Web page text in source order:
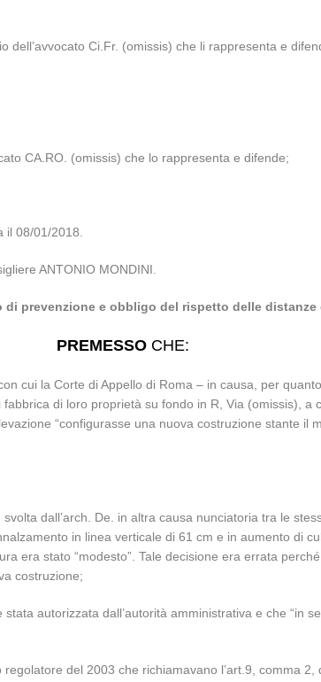
Ci.Fr. (omissis) che li rappresenta e
CA.RO. (omissis) che lo rappresenta e difende;
il 08/01/2018.
ANTONIO MONDINI.
di prevenzione e obbligo del rispetto delle
PREMESSO CHE:
cui la Corte di Appello di Roma – in causa, per
di loro proprietà su fondo in R, Via (omissis), a
“configurasse una nuova costruzione stante il
dall’arch. De. in altra causa nunciatoria tra le
in linea verticale di 61 cm e in aumento di
era stato “modesto”. Tale decisione era errata
costruzione;
autorizzata dall’autorità amministrativa e che “in
del 2003 che richiamavano l’art.9, comma 2,